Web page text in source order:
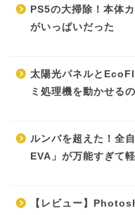
PS5の大掃除！本体
がいっぱいだった
太陽光パネルと
ミ処理機を動かせる
ルンバを超えた！全
EVA」が万能すぎて
【レビュー】